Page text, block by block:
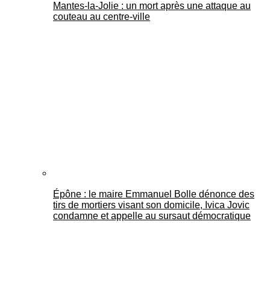
Mantes-la-Jolie : un mort après une attaque au
couteau au centre-ville
Épône : le maire Emmanuel Bolle dénonce des
tirs de mortiers visant son domicile, Ivica Jovic
condamne et appelle au sursaut démocratique